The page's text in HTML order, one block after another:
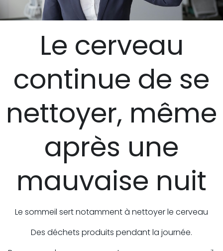
Le cerveau
continue de se
nettoyer, même
après une
mauvaise nuit
Le sommeil sert notamment à nettoyer le cerveau
Des déchets produits pendant la journée.